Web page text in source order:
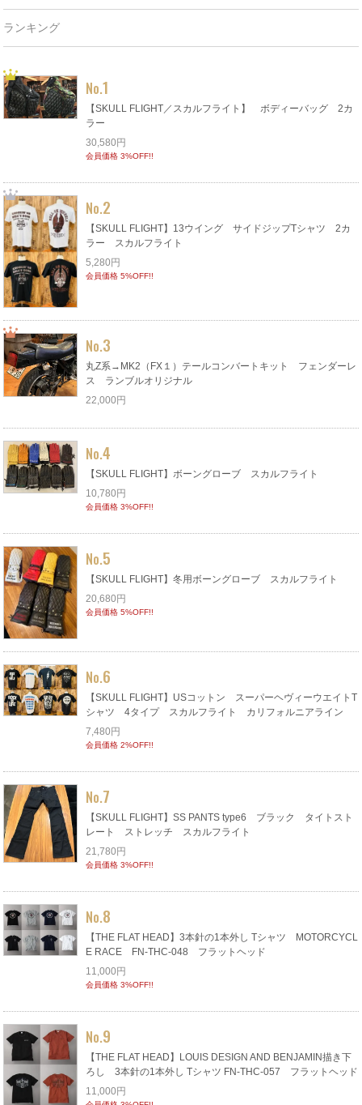
ランキング
No.1
【SKULL FLIGHT／スカルフライト】 ボディーバッグ 2カ
ラー
30,580円
会員価格 3%OFF!!
No.2
【SKULL FLIGHT】13ウイング サイドジップTシャツ 2カ
ラー スカルフライト
5,280円
会員価格 5%OFF!!
No.3
丸Z系→MK2（FX１）テールコンバートキット フェンダーレ
ス ランブルオリジナル
22,000円
No.4
【SKULL FLIGHT】ボーングローブ スカルフライト
10,780円
会員価格 3%OFF!!
No.5
【SKULL FLIGHT】冬用ボーングローブ スカルフライト
20,680円
会員価格 5%OFF!!
No.6
【SKULL FLIGHT】USコットン スーパーヘヴィーウエイトT
シャツ 4タイプ スカルフライト カリフォルニアライン
7,480円
会員価格 2%OFF!!
No.7
【SKULL FLIGHT】SS PANTS type6 ブラック タイトスト
レート ストレッチ スカルフライト
21,780円
会員価格 3%OFF!!
No.8
【THE FLAT HEAD】3本針の1本外し Tシャツ MOTORCYCL
E RACE FN-THC-048 フラットヘッド
11,000円
会員価格 3%OFF!!
No.9
【THE FLAT HEAD】LOUIS DESIGN AND BENJAMIN描き下
ろし 3本針の1本外し Tシャツ FN-THC-057 フラットヘッド
11,000円